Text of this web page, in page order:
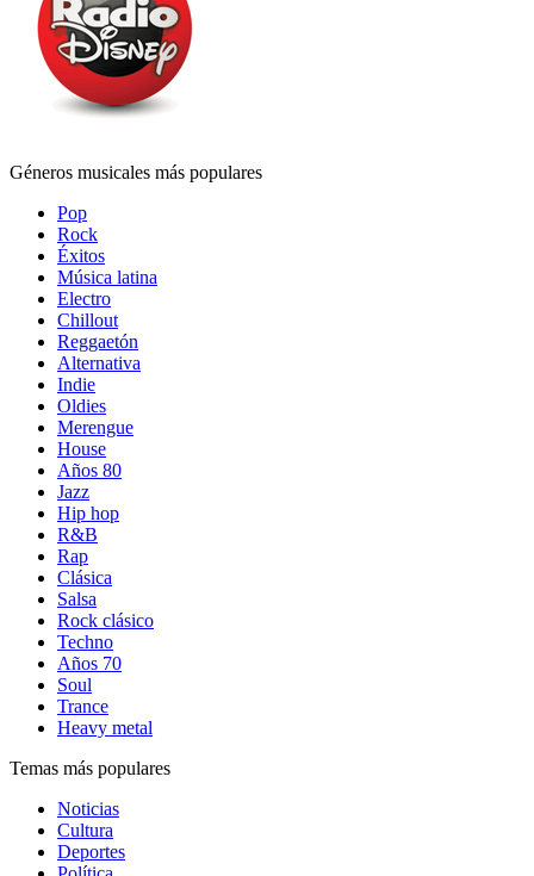
Géneros musicales más populares
Pop
Rock
Éxitos
Música latina
Electro
Chillout
Reggaetón
Alternativa
Indie
Oldies
Merengue
House
Años 80
Jazz
Hip hop
R&B
Rap
Clásica
Salsa
Rock clásico
Techno
Años 70
Soul
Trance
Heavy metal
Temas más populares
Noticias
Cultura
Deportes